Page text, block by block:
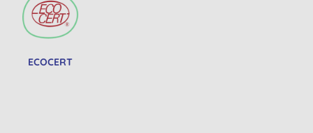
ECOCERT